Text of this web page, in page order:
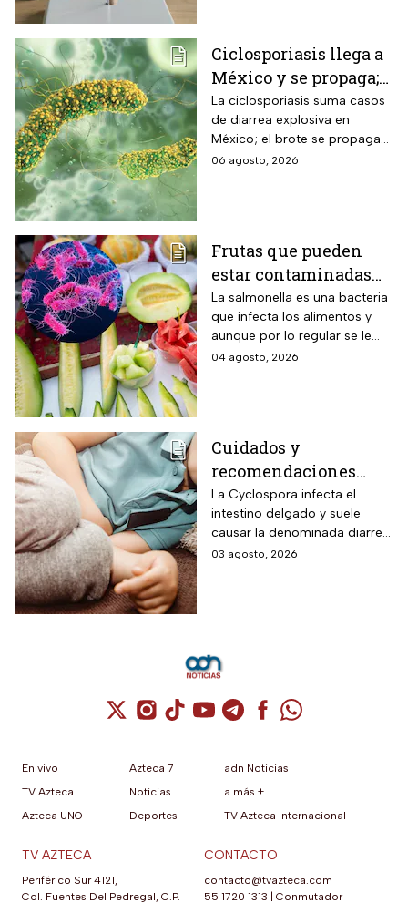
Ciclosporiasis llega a
México y se propaga;
activan protocolos
para revisar frutas y
verduras
La ciclosporiasis suma casos
de diarrea explosiva en
México; el brote se propaga
en el territorio nacional
06 agosto, 2026
Frutas que pueden
estar contaminadas
de salmonella y cómo
protegerte del
contagio
La salmonella es una bacteria
que infecta los alimentos y
aunque por lo regular se le
relaciona con el huevo,
04 agosto, 2026
Cuidados y
recomendaciones
para niños ante los
riesgos por cyclospora
La Cyclospora infecta el
intestino delgado y suele
causar la denominada diarrea
explosiva, de acuerdo con
03 agosto, 2026
Cuenta de X / Twitter (se abre en una
Cuenta de Instagram (se abre en una
Cuenta de TikTok (se abre en
Cuenta de YouTube (se abre
Cuenta de Telegram (se
Cuenta de
Cuenta de
En vivo
TV Azteca
Azteca UNO
Azteca 7
Noticias
Deportes
adn Noticias
a más +
TV Azteca Internacional
TV AZTECA
Periférico Sur 4121,
Col. Fuentes Del Pedregal, C.P.
CONTACTO
contacto@tvazteca.com
55 1720 1313
Conmutador